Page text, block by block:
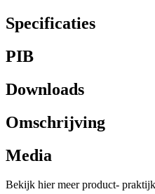
Specificaties
PIB
Downloads
Omschrijving
Media
Bekijk hier meer product-